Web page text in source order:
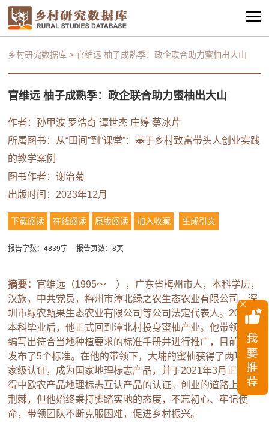
乡村研究数据库 > 官维远 柚子成熟季：政企联合助力蜜柚出大山
官维远 柚子成熟季：政企联合助力蜜柚出大山
作者：孙甲波 罗浩奇 谭世杰 庄婷 蔡冰芹
所属图书： 从“田间”到“课堂”：基于乡村致富带头人创业实践
的教学案例
图书作者：谢治菊
出版时间：2023年12月
下载阅读 在线阅读 原版阅读 加入收藏 生成引文
报告字数：4839字 报告页数：8页
摘要： 官维远（1995～ ），广东省梅州市人，本科学历，
汉族，中共党员，梅州市漳北绿之农生态农业有限公司、深
圳市绿农甄果生态农业有限公司等公司法定代表人。2019年
本科毕业后，他正式回到漳北村投身蜜柚产业。他带领团队
编写出符合当地种植要求的标准手册并进行推广，目前已经
发布了5个标准。在他的带领下，大埔的蜜柚获得了两项国
家级认证，成为国家地理标志产品，并于2021年3月正式获
得中欧农产品地理标志互认产品的认证。创业的道路上布满
荆棘，但他始终秉持脚踏实地的态度，不忘初心、牢记使
命，带领团队不断克服困难，促进乡村振兴。